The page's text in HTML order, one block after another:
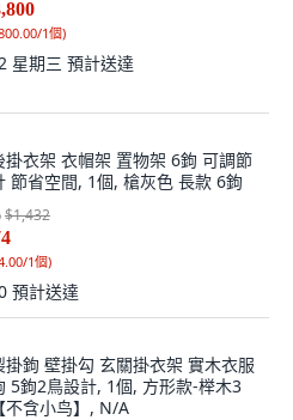
1個)
星期三 預計送達
掛衣架 衣帽架 置物架 6鉤 可調節
節省空間, 1個, 槍灰色 長款 6鉤
$1,432
1個)
預計送達
掛鉤 壁掛勾 玄關掛衣架 實木衣服
5鉤2鳥設計, 1個, 方形款-榉木3
不含小鸟】, N/A